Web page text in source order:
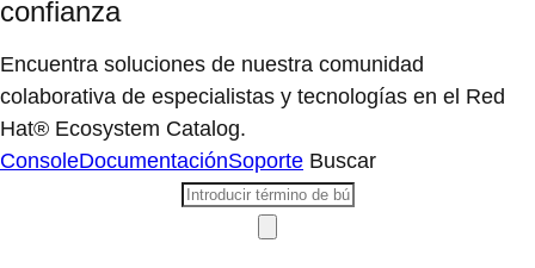
confianza
Encuentra soluciones de nuestra comunidad
colaborativa de especialistas y tecnologías en el Red
Hat® Ecosystem Catalog.
ConsoleDocumentaciónSoporte Buscar